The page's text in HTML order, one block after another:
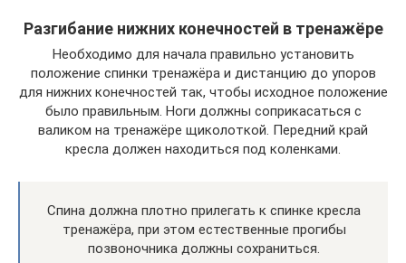
Разгибание нижних конечностей в тренажёре
Необходимо для начала правильно установить
положение спинки тренажёра и дистанцию до упоров
для нижних конечностей так, чтобы исходное положение
было правильным. Ноги должны соприкасаться с
валиком на тренажёре щиколоткой. Передний край
кресла должен находиться под коленками.
Спина должна плотно прилегать к спинке кресла
тренажёра, при этом естественные прогибы
позвоночника должны сохраниться.